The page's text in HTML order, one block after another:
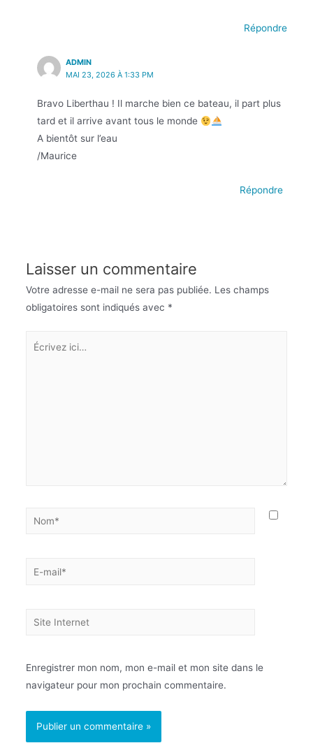
Répondre
ADMIN
MAI 23, 2026 À 1:33 PM
Bravo Liberthau ! Il marche bien ce bateau, il part plus
tard et il arrive avant tous le monde
A bientôt sur l’eau
/Maurice
Répondre
Laisser un commentaire
Votre adresse e-mail ne sera pas publiée. Les champs
obligatoires sont indiqués avec *
Enregistrer mon nom, mon e-mail et mon site dans le
navigateur pour mon prochain commentaire.